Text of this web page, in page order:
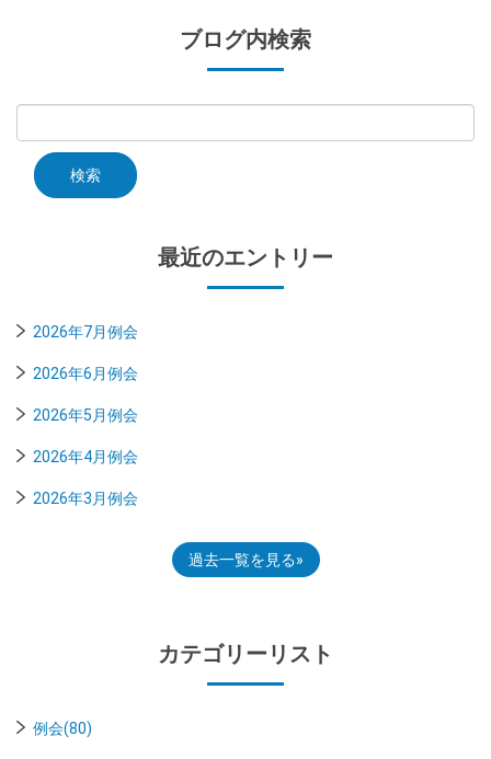
ブログ内検索
最近のエントリー
2026年7月例会
2026年6月例会
2026年5月例会
2026年4月例会
2026年3月例会
過去一覧を見る
カテゴリーリスト
例会(80)